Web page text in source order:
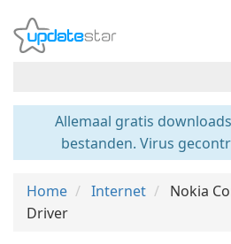
Allemaal gratis
bestanden. Virus
Home Internet
Nokia
Driver